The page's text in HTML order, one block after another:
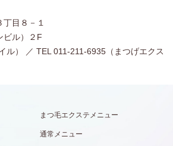
目８－１
ビル）２F
ル） ／ TEL 011-211-6935（まつげエクス
まつ毛エクステメニュー
通常メニュー